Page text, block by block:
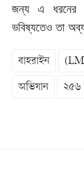
জন্য এ ধরনের
ভবিষ্যতেও তা
বাহরাইন
অভিযান ২৫৬